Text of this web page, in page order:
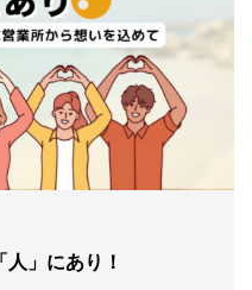
」にあり！